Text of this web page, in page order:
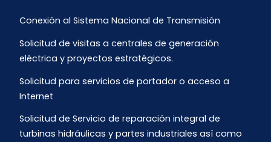
Conexión al Sistema Nacional de Transmisión
Solicitud de visitas a centrales de generación
eléctrica y proyectos estratégicos.
Solicitud para servicios de portador o acceso a
Internet
Solicitud de Servicio de reparación integral de
turbinas hidráulicas y partes industriales así como